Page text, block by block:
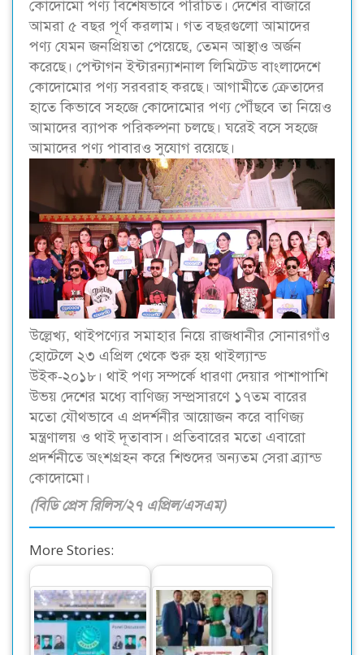
কোদোমো পণ্য বিশেষভাবে পরিচিত। দেশের বাজারে
আমরা ৫ বছর পূর্ণ করলাম। গত বছরগুলো আমাদের
পণ্য যেমন জনপ্রিয়তা পেয়েছে, তেমন আস্থাও অর্জন
করেছে। পেন্টাগন ইন্টারন্যাশনাল লিমিটেড বাংলাদেশে
কোদোমোর পণ্য সরবরাহ করছে। আগামীতে ক্রেতাদের
হাতে কিভাবে সহজে কোদোমোর পণ্য পৌঁছবে তা নিয়েও
আমাদের ব্যাপক পরিকল্পনা চলছে। ঘরেই বসে সহজে
আমাদের পণ্য পাবারও সুযোগ রয়েছে।
উল্লেখ্য, থাইপণ্যের সমাহার নিয়ে রাজধানীর সোনারগাঁও
হোটেলে ২৩ এপ্রিল থেকে শুরু হয় থাইল্যান্ড
উইক-২০১৮। থাই পণ্য সম্পর্কে ধারণা দেয়ার পাশাপাশি
উভয় দেশের মধ্যে বাণিজ্য সম্প্রসারণে ১৭তম বারের
মতো যৌথভাবে এ প্রদর্শনীর আয়োজন করে বাণিজ্য
মন্ত্রণালয় ও থাই দূতাবাস। প্রতিবারের মতো এবারো
প্রদর্শনীতে অংশগ্রহন করে শিশুদের অন্যতম সেরা ব্র্যান্ড
কোদোমো।
(বিডি প্রেস রিলিস/২৭ এপ্রিল/এসএম)
More Stories:
অনুষ্ঠিত হলো এশিয়া-
প্যাসিফিক সাইবার-
মিনিস্টার গ্রুপ-ফরাজী